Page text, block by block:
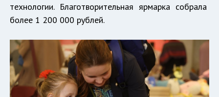
технологии. Благотворительная ярмарка собрала
более 1 200 000 рублей.